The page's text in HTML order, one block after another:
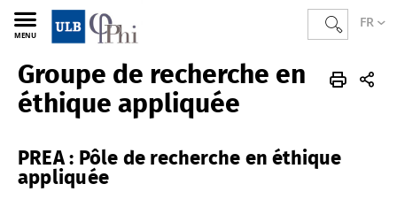
FR
MENU
PHI FR Recherche Projets de recherche
Groupe de recherche en
éthique appliquée
PREA : Pôle de recherche en éthique
appliquée